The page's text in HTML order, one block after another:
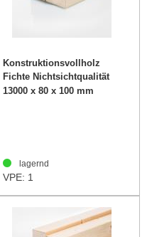
Konstruktionsvollholz
Fichte Nichtsichtqualität
80/100mm
13000 x 80 x 100 mm
lagernd
VPE: 1